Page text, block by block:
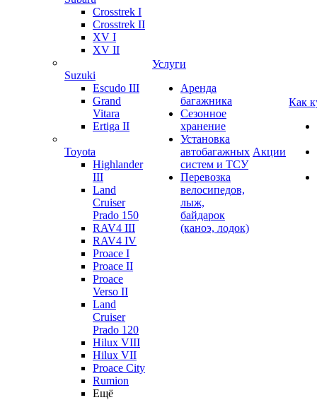
Crosstrek I
Crosstrek II
XV I
XV II
Suzuki
Escudo III
Grand
Vitara
Ertiga II
Toyota
Highlander
III
Land
Cruiser
Prado 150
RAV4 III
RAV4 IV
Proace I
Proace II
Proace
Verso II
Land
Cruiser
Prado 120
Hilux VIII
Hilux VII
Proace City
Rumion
Ещё
Услуги
Аренда
багажника
Сезонное
хранение
Установка
автобагажных
систем и ТСУ
Перевозка
велосипедов,
лыж,
байдарок
(каноэ, лодок)
Акции
Как